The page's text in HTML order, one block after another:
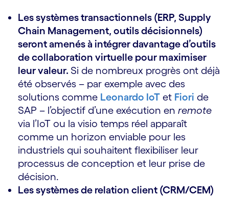
Les systèmes transactionnels (ERP, Supply
Chain Management, outils décisionnels)
seront amenés à intégrer davantage d’outils
de collaboration virtuelle pour maximiser
leur valeur. Si de nombreux progrès ont déjà
été observés – par exemple avec des
solutions comme Leonardo IoT et Fiori de
SAP – l’objectif d’une exécution en remote
via l’IoT ou la visio temps réel apparaît
comme un horizon enviable pour les
industriels qui souhaitent flexibiliser leur
processus de conception et leur prise de
décision.
Les systèmes de relation client (CRM/CEM)